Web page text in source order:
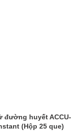
đường huyết ACCU-
(Hộp 25 que)